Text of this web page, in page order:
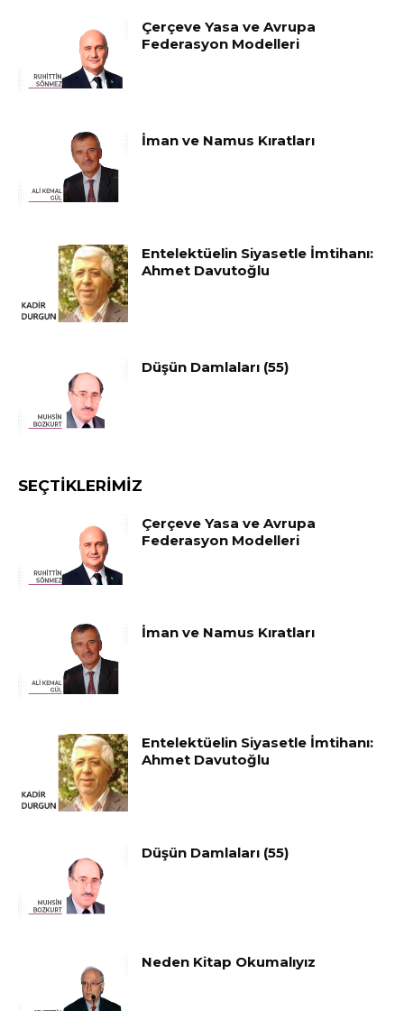
Çerçeve Yasa ve Avrupa
Federasyon Modelleri
İman ve Namus Kıratları
Entelektüelin Siyasetle İmtihanı:
Ahmet Davutoğlu
Düşün Damlaları (55)
SEÇTIKLERIMIZ
Çerçeve Yasa ve Avrupa
Federasyon Modelleri
İman ve Namus Kıratları
Entelektüelin Siyasetle İmtihanı:
Ahmet Davutoğlu
Düşün Damlaları (55)
Neden Kitap Okumalıyız